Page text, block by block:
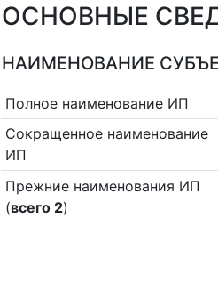
ОСНОВНЫЕ
НАИМЕНОВАНИЕ
Полное наименование ИП
Сокращенное наименование
ИП
Прежние наименования ИП
(всего 2)